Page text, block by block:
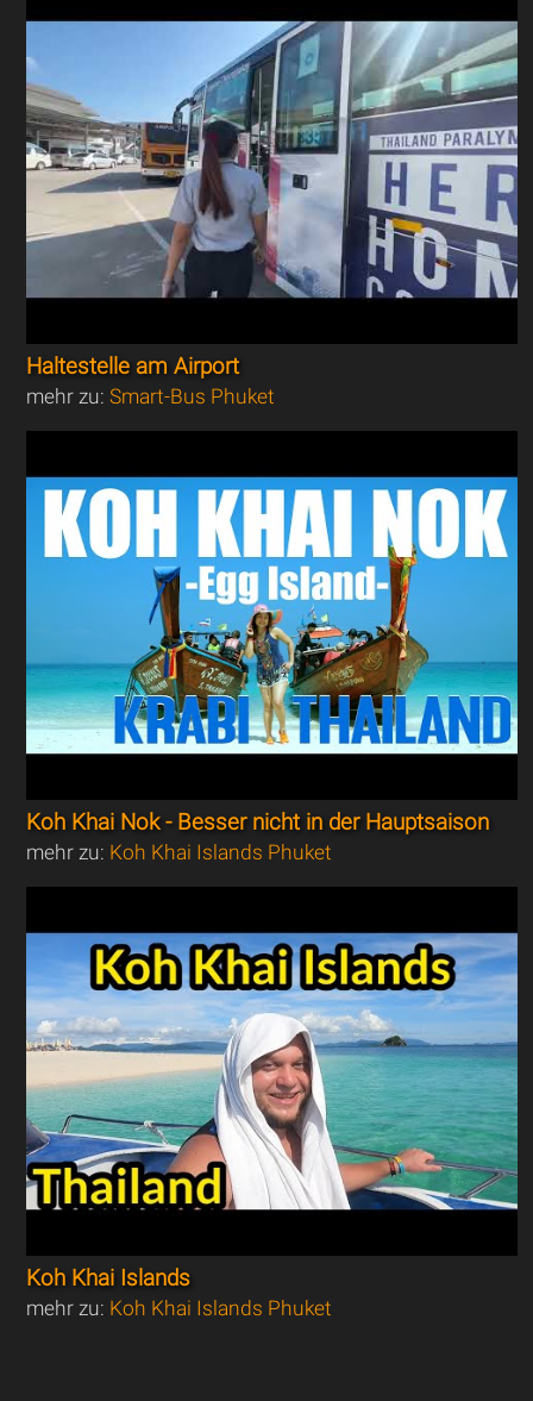
Haltestelle am Airport
mehr zu:Smart-Bus Phuket
Koh Khai Nok - Besser nicht in der Hauptsaison
mehr zu: Koh Khai Islands Phuket
Koh Khai Islands
mehr zu: Koh Khai Islands Phuket